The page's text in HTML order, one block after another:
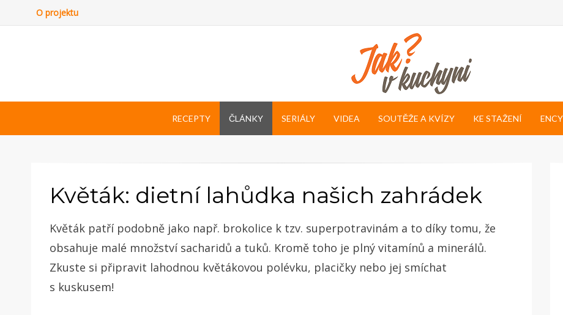
O projektu
RECEPTY ČLÁNKY SERIÁLY VIDEA SOUTĚŽE A KVÍZY KE STAŽENÍ
Květák: dietní lahůdka našich zahrádek
Květák patří podobně jako např. brokolice k tzv. superpotravinám a to díky tomu, že
obsahuje malé množství sacharidů a tuků. Kromě toho je plný vitamínů a minerálů.
Zkuste si připravit lahodnou květákovou polévku, placičky nebo jej smíchat
s kuskusem!